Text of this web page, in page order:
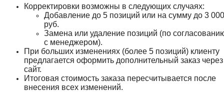
Корректировки возможны в следующих случаях:
Добавление до 5 позиций или на сумму до 3 000
руб.
Замена или удаление позиций (по
с менеджером).
При больших изменениях (более 5 позиций) клиенту
предлагается оформить дополнительный заказ через
сайт.
Итоговая стоимость заказа пересчитывается после
внесения всех изменений.